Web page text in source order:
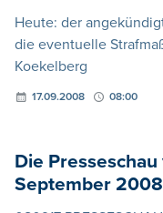
Heute: der
die eventuelle
Koekelberg
17.09.2008 08:00
Die
September 2008